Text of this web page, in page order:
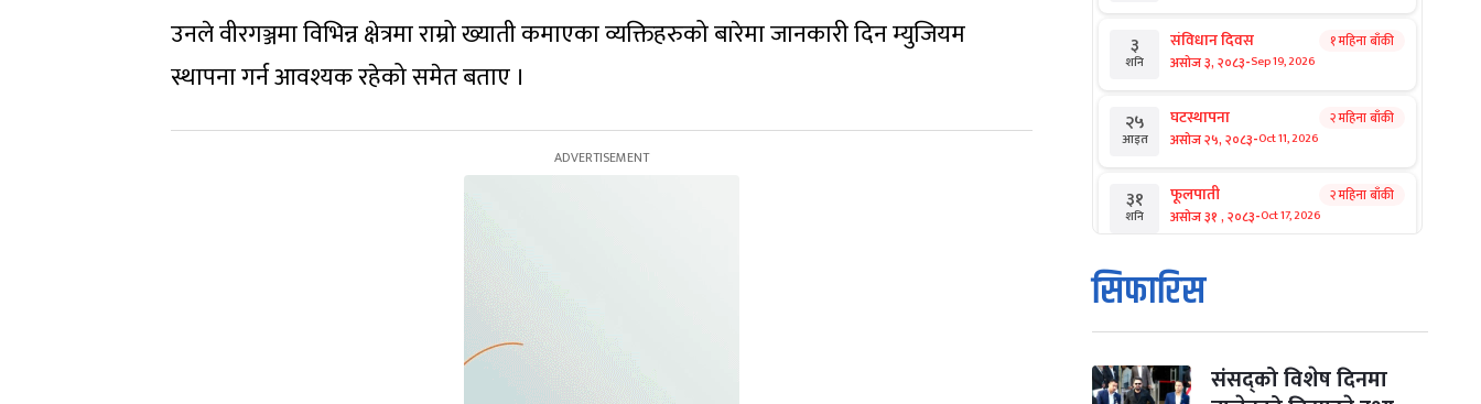
उनले वीरगञ्जमा विभिन्न क्षेत्रमा राम्रो ख्याती कमाएका व्यक्तिहरुको बारेमा जानकारी दिन म्युजियम
स्थापना गर्न आवश्यक रहेको समेत बताए ।
३
शनि
संविधान दिवस
असोज ३, २०८३-Sep 19, 2026
१ महिना बाँकी
२५
आइत
घटस्थापना
असोज २५, २०८३-Oct 11, 2026
२ महिना बाँकी
३१
शनि
फूलपाती
असोज ३१ , २०८३-Oct 17, 2026
२ महिना बाँकी
१
आइत
कार्तिक सङ्क्रान्ति
कार्तिक १, २०८३
मंगल कार्तिक ३, २०८३-Oct 20, 2026
सिफारिस
संसद्को विशेष दिनमा